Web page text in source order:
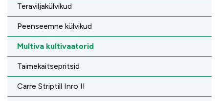
Teraviljakülvikud
Peenseemne külvikud
Multiva kultivaatorid
Taimekaitsepritsid
Carre Striptill Inro II